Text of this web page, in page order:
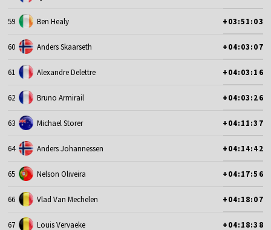
59 Ben Healy +03:51:03
60 Anders Skaarseth +04:03:07
61 Alexandre Delettre +04:03:16
62 Bruno Armirail +04:03:26
63 Michael Storer +04:11:37
64 Anders Johannessen +04:14:42
65 Nelson Oliveira +04:17:56
66 Vlad Van Mechelen +04:18:07
67 Louis Vervaeke +04:18:38